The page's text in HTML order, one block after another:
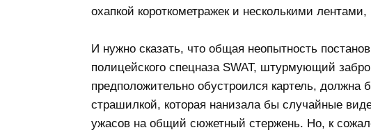
охапкой короткометражек и несколькими
И нужно сказать, что общая неопытность
полицейского спецназа SWAT, штурмующий
предположительно обустроился картель, должна
страшилкой, которая нанизала бы случайные
ужасов на общий сюжетный стержень. Но, к